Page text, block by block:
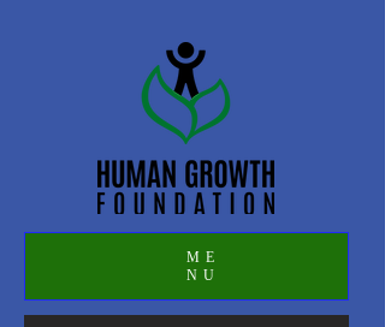
ME
NU